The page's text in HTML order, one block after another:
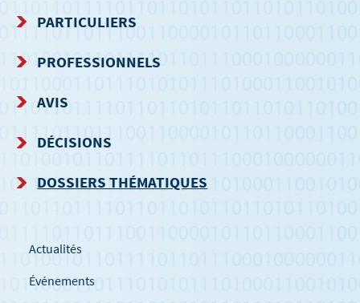
MENU
DE
NAVIGATION
PARTICULIERS
PROFESSIONNELS
AVIS
DÉCISIONS
DOSSIERS THÉMATIQUES
Actualités
Événements